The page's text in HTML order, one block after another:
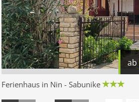
ab
Ferienhaus in Nin - Sabunike